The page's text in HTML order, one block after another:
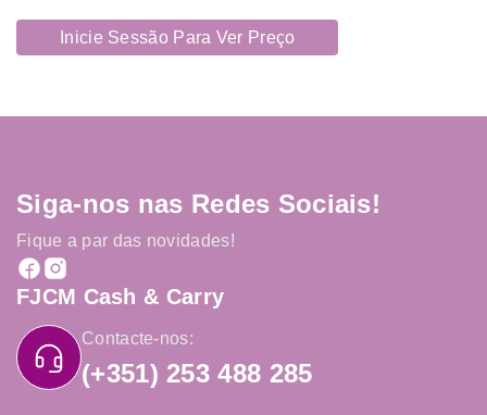
Inicie Sessão Para Ver Preço
Siga-nos nas Redes Sociais!
Fique a par das novidades!
FJCM Cash & Carry
Contacte-nos:
(+351) 253 488 285